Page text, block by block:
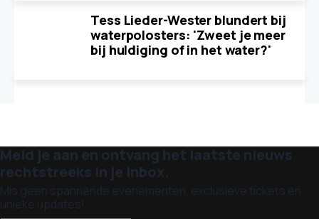
Tess Lieder-Wester blundert bij
waterpolosters: 'Zweet je meer
bij huldiging of in het water?'
Meld je aan en ontvang het laatste nieuws
rechtstreeks in je inbox.
Mis geen spannende evenementen, exclusieve tickets en
unieke updates!